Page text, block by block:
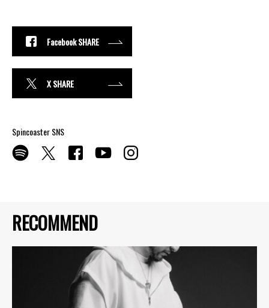
RECOMMEND
Facebook SHARE
X SHARE
Spincoaster SNS